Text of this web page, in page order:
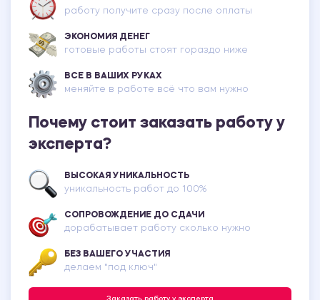
работу получите сразу после оплаты
ЭКОНОМИЯ ДЕНЕГ
готовые работы стоят гораздо ниже
ВСЕ В ВАШИХ РУКАХ
меняйте в работе всё что вам нужно
Почему стоит заказать работу у
эксперта?
ВЫСОКАЯ УНИКАЛЬНОСТЬ
уникальность работ до 100%
СОПРОВОЖДЕНИЕ ДО СДАЧИ
дорабатывает работу сколько нужно
БЕЗ ВАШЕГО УЧАСТИЯ
делаем "под ключ"